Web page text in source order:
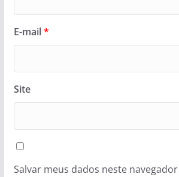
E-mail*
Site
Salvar meus dados neste